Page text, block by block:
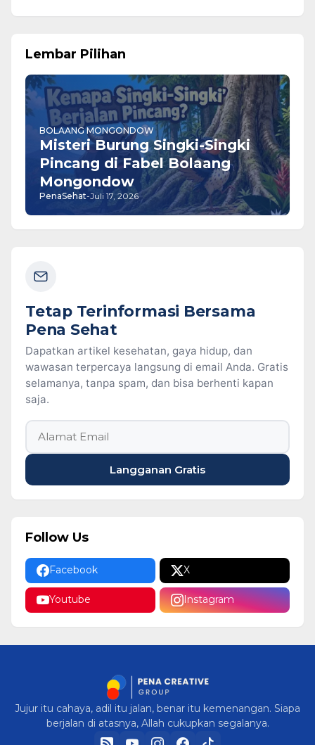
Lembar Pilihan
BOLAANG MONGONDOW
​Misteri Burung Singki-Singki
Pincang di Fabel Bolaang
Mongondow
PenaSehat-Juli 17, 2026
Tetap Terinformasi Bersama
Pena Sehat
Dapatkan artikel kesehatan, gaya hidup, dan
wawasan terpercaya langsung di email Anda. Gratis
selamanya, tanpa spam, dan bisa berhenti kapan
saja.
Alamat email
Langganan Gratis
Follow Us
Facebook X
Youtube Instagram
Jujur itu cahaya, adil itu jalan, benar itu kemenangan. Siapa
berjalan di atasnya, Allah cukupkan segalanya.